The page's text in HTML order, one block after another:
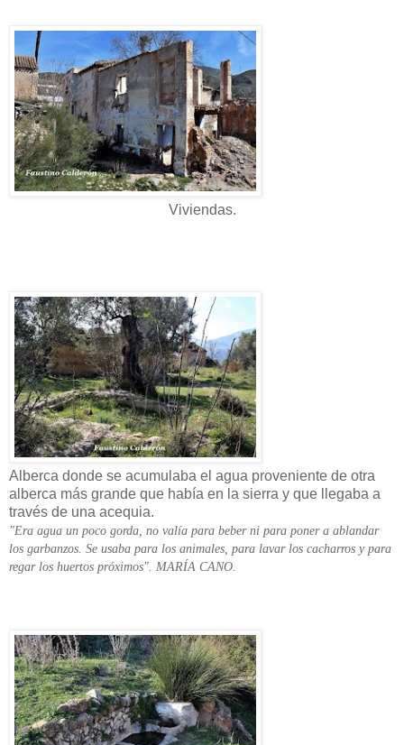
Viviendas.
Alberca donde se acumulaba el agua proveniente de otra
alberca más grande que había en la sierra y que llegaba a
través de una acequia.
"Era agua un poco gorda, no valía para beber ni para poner a ablandar
los garbanzos. Se usaba para los animales, para lavar los cacharros y para
regar los huertos próximos". MARÍA CANO.